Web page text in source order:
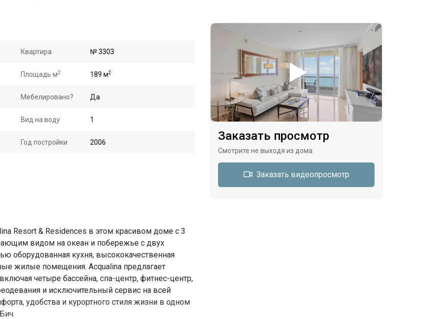
Квартира № 3303
Площадь м2 189 м2
Мебелировано? Да
Вид на воду 1
Год постройки 2006
Resort & Residences в этом красивом доме с 3
видом на океан и побережье с двух
оборудованная кухня, высококачественная
жилые помещения. Acqualina предлагает
четыре бассейна, спа-центр, фитнес-центр,
и исключительный сервис на всей
удобства и курортного стиля жизни в одном
Заказать просмотр
Смотрите не выходя из дома
Заказать видеопросмотр